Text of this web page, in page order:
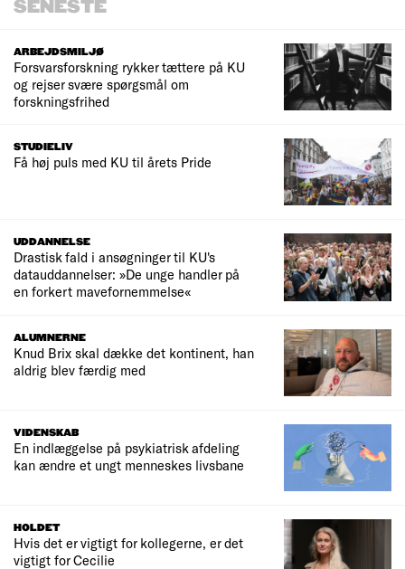
SENESTE
ARBEJDSMILJØ
Forsvarsforskning rykker tættere på KU
og rejser svære spørgsmål om
forskningsfrihed
STUDIELIV
Få høj puls med KU til årets Pride
UDDANNELSE
Drastisk fald i ansøgninger til KU's
datauddannelser: »De unge handler på
en forkert mavefornemmelse«
ALUMNERNE
Knud Brix skal dække det kontinent, han
aldrig blev færdig med
VIDENSKAB
En indlæggelse på psykiatrisk afdeling
kan ændre et ungt menneskes livsbane
HOLDET
Hvis det er vigtigt for kollegerne, er det
vigtigt for Cecilie